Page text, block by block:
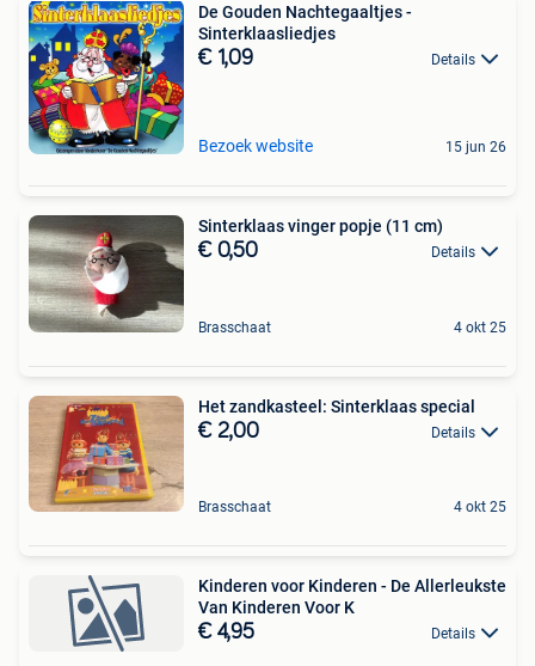
De Gouden Nachtegaaltjes -
Sinterklaasliedjes
€ 1,09 Details
Bezoek website 15 jun 26
Sinterklaas vinger popje (11 cm)
€ 0,50 Details
Brasschaat 4 okt 25
Het zandkasteel: Sinterklaas special
€ 2,00 Details
Brasschaat 4 okt 25
Kinderen voor Kinderen - De Allerleukste
Van Kinderen Voor K
€ 4,95 Details